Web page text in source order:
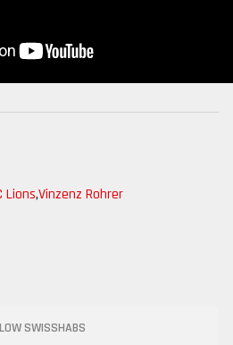
Lions,Vinzenz Rohrer
SWISSHABS